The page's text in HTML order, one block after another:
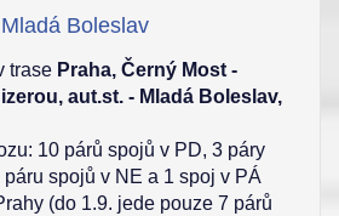
Boleslav
trase Praha, Černý Most -
aut.st. - Mladá Boleslav,
10 párů spojů v PD, 3 páry
spojů v NE a 1 spoj v PÁ
(do 1.9. jede pouze 7 párů